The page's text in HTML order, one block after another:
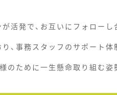
活発で、お互いにフォローし
、事務スタッフのサポート体
のために一生懸命取り組む姿